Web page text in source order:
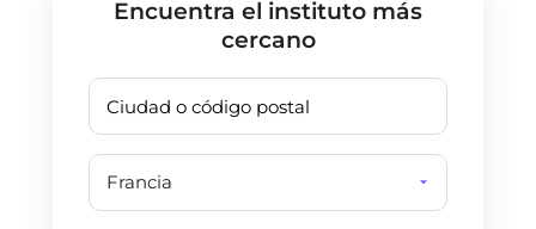
Encuentra el instituto más
cercano